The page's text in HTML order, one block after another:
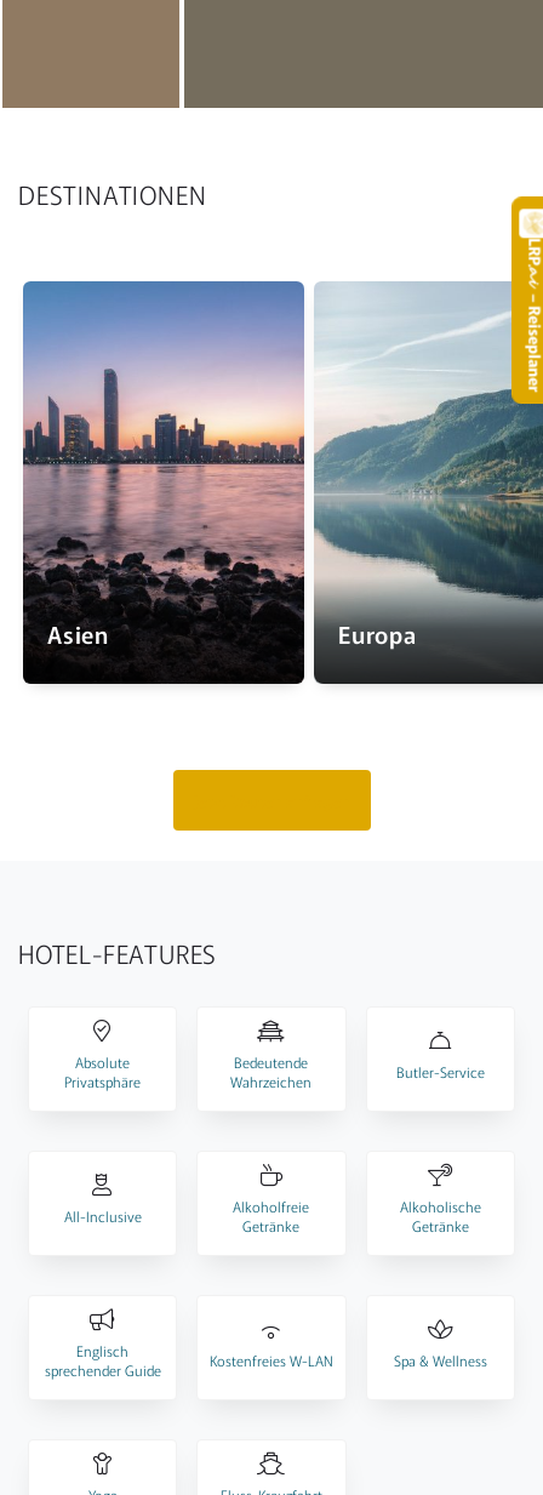
–
DESTINATIONEN
Asien Europa
HOTEL-FEATURES
Absolute
Privatsphäre
Bedeutende
Wahrzeichen
Butler-Service
All-Inclusive
Alkoholfreie
Getränke
Alkoholische
Getränke
Englisch
sprechender Guide
Kostenfreies W-LAN Spa & Wellness